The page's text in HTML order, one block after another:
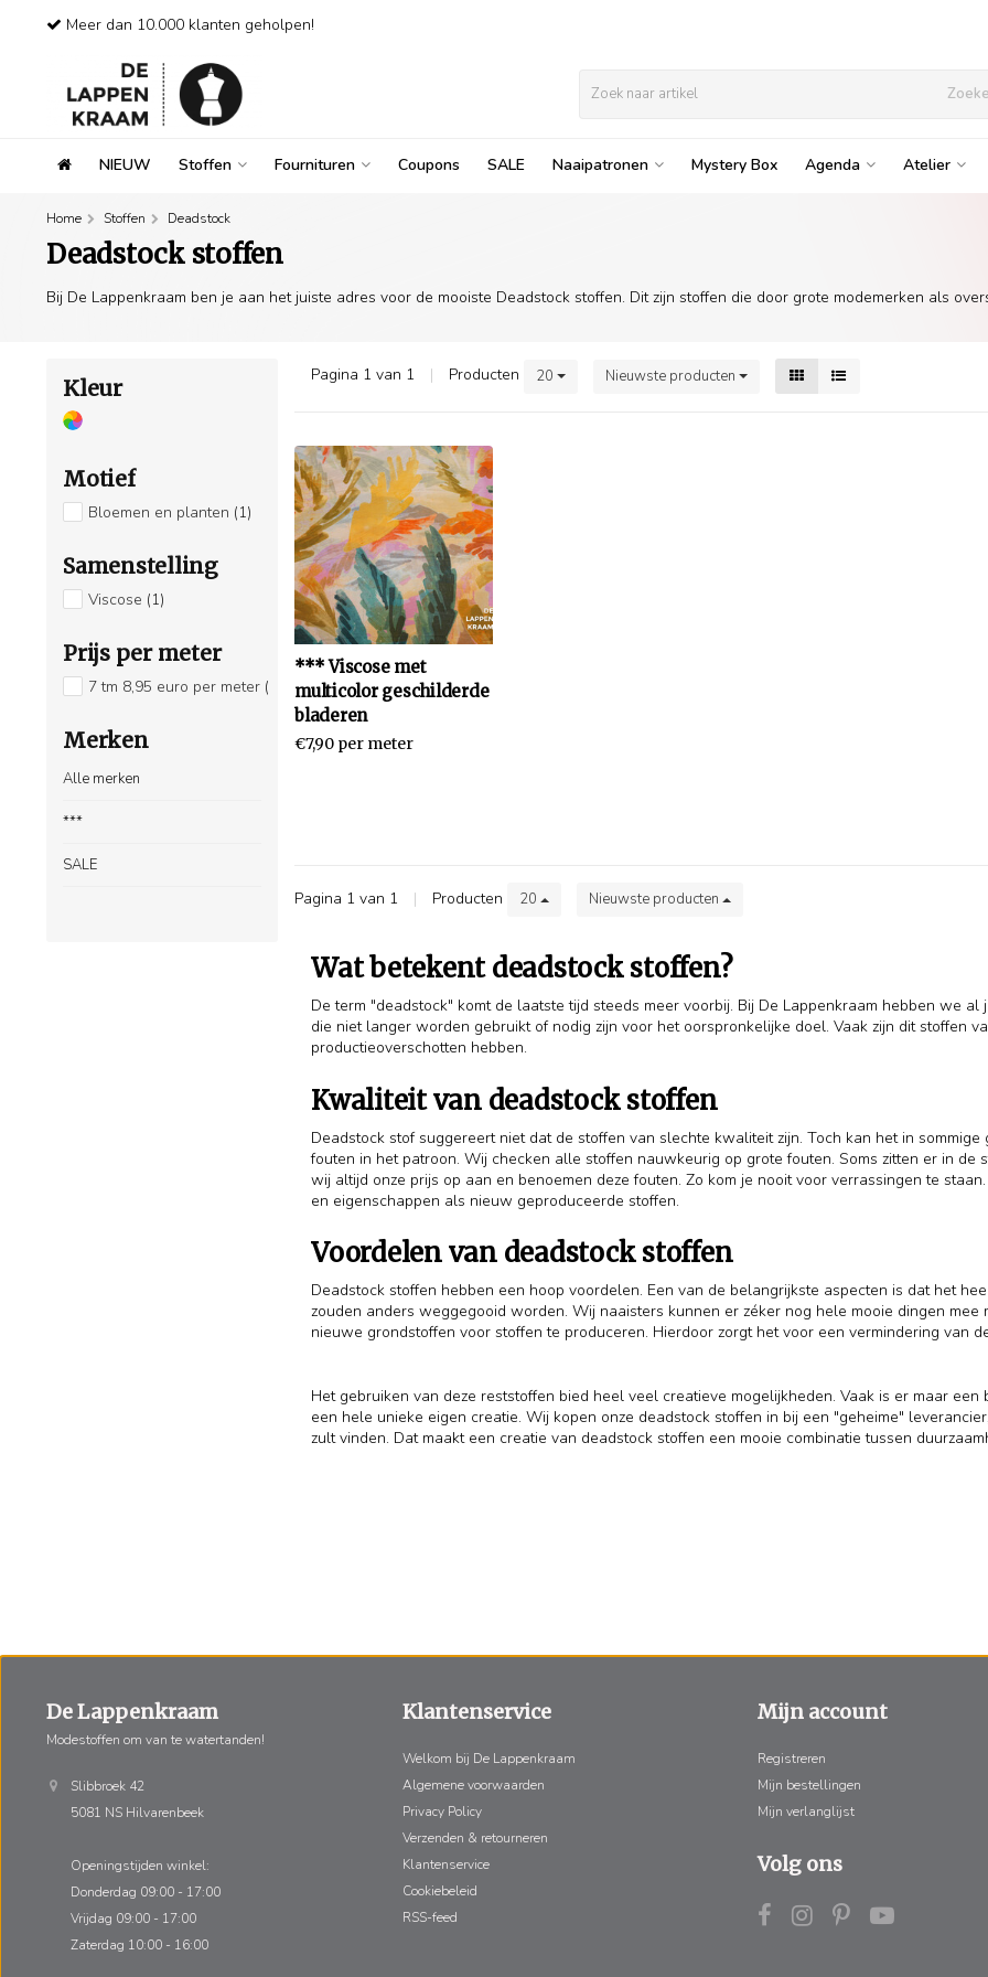
Meer dan 10.000 klanten geholpen!
NIEUW Stoffen Fournituren Coupons SALE Naaipatronen Mystery Box Agenda Atelier
Home Stoffen Deadstock
Deadstock stoffen
Bij De Lappenkraam ben je aan het juiste adres voor de mooiste Deadstock stoffen. Dit zijn stoffen die door grote modemerken als
Kleur
Motief
Bloemen en planten (1)
Samenstelling
Viscose (1)
Prijs per meter
7 tm 8,95 euro per meter (1)
Merken
Alle merken
***
SALE
Pagina 1 van 1 | Producten 20 Nieuwste producten
*** Viscose met
multicolor geschilderde
bladeren
€7,90 per meter
Pagina 1 van 1 | Producten 20 Nieuwste producten
Wat betekent deadstock stoffen?
De term "deadstock" komt de laatste tijd steeds meer voorbij. Bij De Lappenkraam hebben we
die niet langer worden gebruikt of nodig zijn voor het oorspronkelijke doel. Vaak zijn dit stoffen
productieoverschotten hebben.
Kwaliteit van deadstock stoffen
Deadstock stof suggereert niet dat de stoffen van slechte kwaliteit zijn. Toch kan het in
fouten in het patroon. Wij checken alle stoffen nauwkeurig op grote fouten. Soms zitten er in de
wij altijd onze prijs op aan en benoemen deze fouten. Zo kom je nooit voor verrassingen te
en eigenschappen als nieuw geproduceerde stoffen.
Voordelen van deadstock stoffen
Deadstock stoffen hebben een hoop voordelen. Een van de belangrijkste aspecten is dat het
zouden anders weggegooid worden. Wij naaisters kunnen er zéker nog hele mooie dingen
nieuwe grondstoffen voor stoffen te produceren. Hierdoor zorgt het voor een vermindering van
Het gebruiken van deze reststoffen bied heel veel creatieve mogelijkheden. Vaak is er maar
een hele unieke eigen creatie. Wij kopen onze deadstock stoffen in bij een "geheime"
zult vinden. Dat maakt een creatie van deadstock stoffen een mooie combinatie tussen
De Lappenkraam
Modestoffen om van te watertanden!
Slibbroek 42
5081 NS Hilvarenbeek
Openingstijden winkel:
Donderdag 09:00 - 17:00
Vrijdag 09:00 - 17:00
Zaterdag 10:00 - 16:00
Klantenservice
Welkom bij De Lappenkraam
Algemene voorwaarden
Privacy Policy
Verzenden & retourneren
Klantenservice
Cookiebeleid
RSS-feed
Mijn account
Registreren
Mijn bestellingen
Mijn verlanglijst
Volg ons